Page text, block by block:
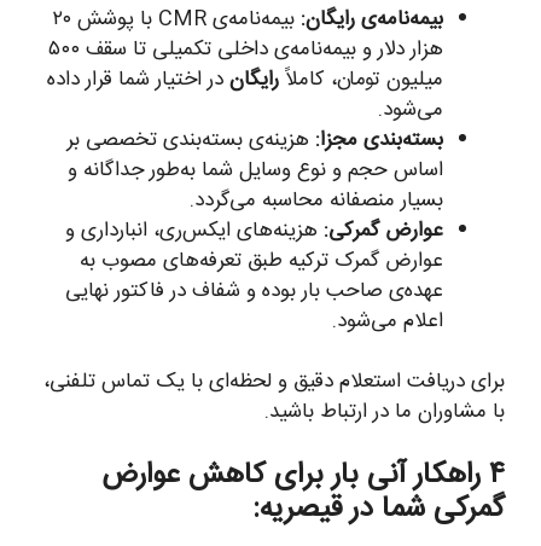
بیمه‌نامه‌ی رایگان:
بیمه‌نامه‌ی CMR با پوشش ۲۰
هزار دلار و بیمه‌نامه‌ی داخلی تکمیلی تا سقف ۵۰۰
میلیون تومان، کاملاًرایگاندر اختیار شما قرار داده
می‌شود.
بسته‌بندی مجزا: هزینه‌ی بسته‌بندی تخصصی بر
اساس حجم و نوع وسایل شما به‌طور جداگانه و
بسیار منصفانه محاسبه می‌گردد.
عوارض گمرکی: هزینه‌های ایکس‌ری، انبارداری و
عوارض گمرک ترکیه طبق تعرفه‌های مصوب به
عهده‌ی صاحب بار بوده و شفاف در فاکتور نهایی
اعلام می‌شود.
برای دریافت استعلام دقیق و لحظه‌ای با یک تماس تلفنی،
با مشاوران ما در ارتباط باشید.
۴ راهکار آنی بار برای کاهش عوارض
گمرکی شما در قیصریه: